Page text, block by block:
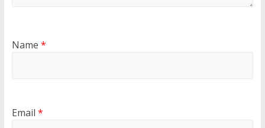
Name *
Email *